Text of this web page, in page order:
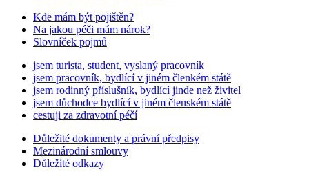
Kde mám být pojištěn?
Na jakou péči mám nárok?
Slovníček pojmů
jsem turista, student, vyslaný pracovník
jsem pracovník, bydlící v jiném členkém státě
jsem rodinný příslušník, bydlící jinde než živitel
jsem důchodce bydlící v jiném členském státě
cestuji za zdravotní péčí
Důležité dokumenty a právní předpisy
Mezinárodní smlouvy
Důležité odkazy